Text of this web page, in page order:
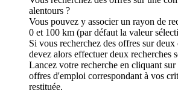
alentours ?
Vous pouvez y associer un rayon de
0 et 100 km (par défaut la valeur
Si vous recherchez des offres sur deux
devez alors effectuer deux recherches
Lancez votre recherche en cliquant
offres d'emploi correspondant à vos
restituée.